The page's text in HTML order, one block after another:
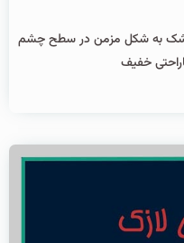
به شکل مزمن در سطح چشم
خفیف